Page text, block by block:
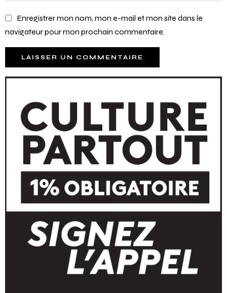
Enregistrer mon nom, mon e-mail et mon site dans le
navigateur pour mon prochain commentaire.